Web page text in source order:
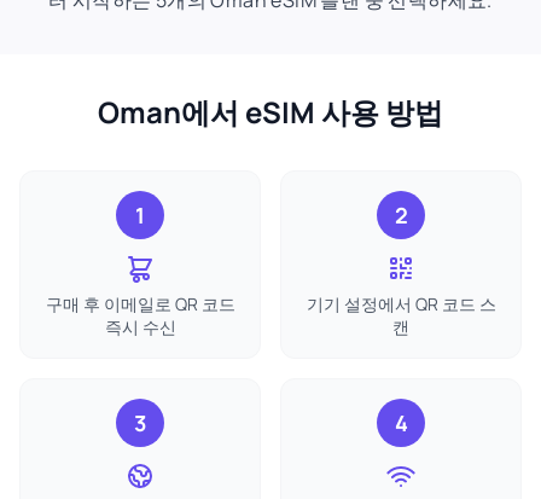
Oman에서 eSIM 사용 방법
1
구매 후 이메일로 QR 코드
즉시 수신
2
기기 설정에서 QR 코드 스
캔
3 4